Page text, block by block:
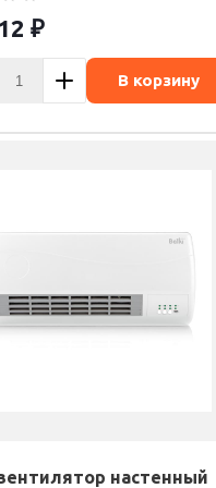
₽
В корзину
настенный